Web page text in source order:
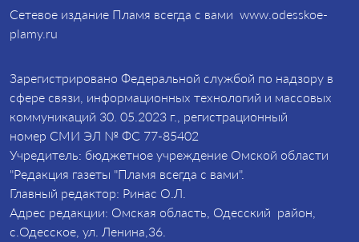
Сетевое издание Пламя всегда с вами www.odesskoe-
plamy.ru
Зарегистрировано Федеральной службой по надзору в
сфере связи, информационных технологий и массовых
коммуникаций 30. 05.2023 г., регистрационный
номер СМИ ЭЛ № ФС 77-85402
Учредитель: бюджетное учреждение Омской области
"Редакция газеты "Пламя всегда с вами".
Главный редактор: Ринас О.Л.
Адрес редакции: Омская область, Одесский район,
с.Одесское, ул. Ленина,36.